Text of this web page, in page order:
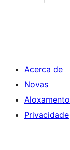
Acerca de
Novas
Aloxamento
Privacidade